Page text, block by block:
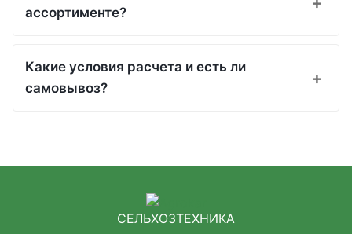
ассортименте?
Какие условия расчета и есть ли
самовывоз?
СЕЛЬХОЗТЕХНИКА